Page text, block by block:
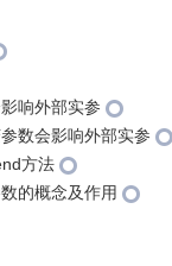
响外部实参
数会影响外部实参
方法
的概念及作用